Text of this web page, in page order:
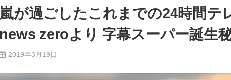
嵐が過ごしたこれまでの24時間テ
news zeroより 字幕スーパー誕生
2019年3月19日